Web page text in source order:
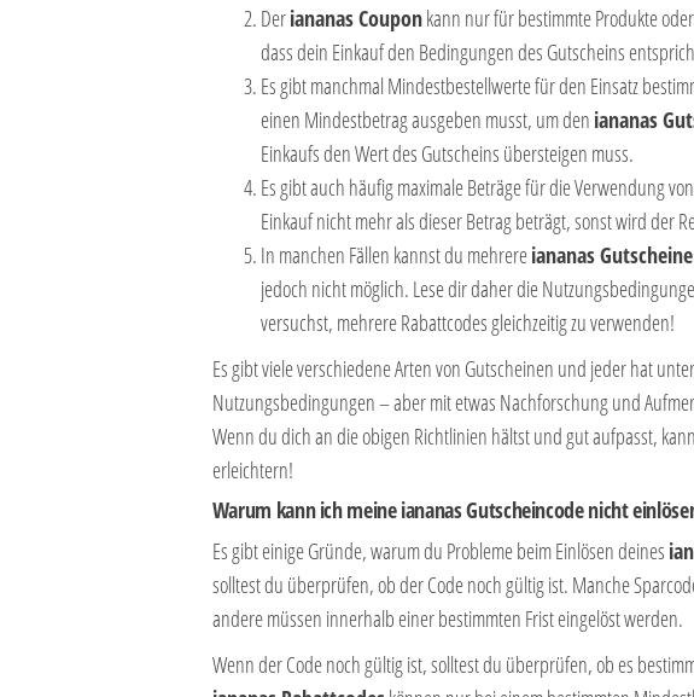
Deriananas Couponkann nur für bestimmte Produkte
dass dein Einkauf den Bedingungen des Gutscheins
Es gibt manchmal Mindestbestellwerte für den Einsatz
einen Mindestbetrag ausgeben musst, um den iananas
Einkaufs den Wert des Gutscheins übersteigen muss.
Es gibt auch häufig maximale Beträge für die Verwendung von
Einkauf nicht mehr als dieser Betrag beträgt, sonst wird der
In manchen Fällen kannst du mehrereiananas Gutscheine
jedoch nicht möglich. Lese dir daher die
versuchst, mehrere Rabattcodes gleichzeitig zu verwenden!
Es gibt viele verschiedene Arten von Gutscheinen und jeder hat
Nutzungsbedingungen – aber mit etwas Nachforschung und
Wenn du dich an die obigen Richtlinien hältst und gut aufpasst,
erleichtern!
Warum kann ich meine iananas Gutscheincode nicht
Es gibt einige Gründe, warum du Probleme beim Einlösen deines
solltest du überprüfen, ob der Code noch gültig ist. Manche
andere müssen innerhalb einer bestimmten Frist eingelöst werden.
Wenn der Code noch gültig ist, solltest du überprüfen, ob es